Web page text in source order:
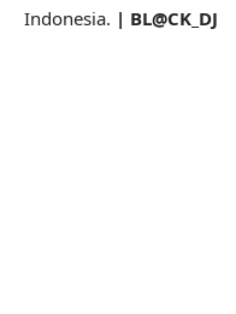
Indonesia. | BL@CK_DJ